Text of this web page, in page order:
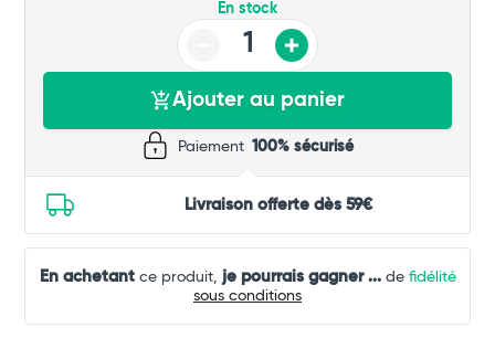
En stock
Ajouter au panier
Paiement 100% sécurisé
Livraison offerte dès 59€
En achetantce produit, je pourrais gagner ...de fidélité
sous conditions